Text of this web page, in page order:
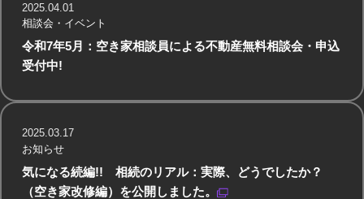
令和7年5月：空き家相談員による不動産無料相談会・申込
受付中!
2025.04.01
相談会・イベント
気になる続編!! 相続のリアル：実際、どうでしたか？
（空き家改修編）を公開しました。
2025.03.17
お知らせ